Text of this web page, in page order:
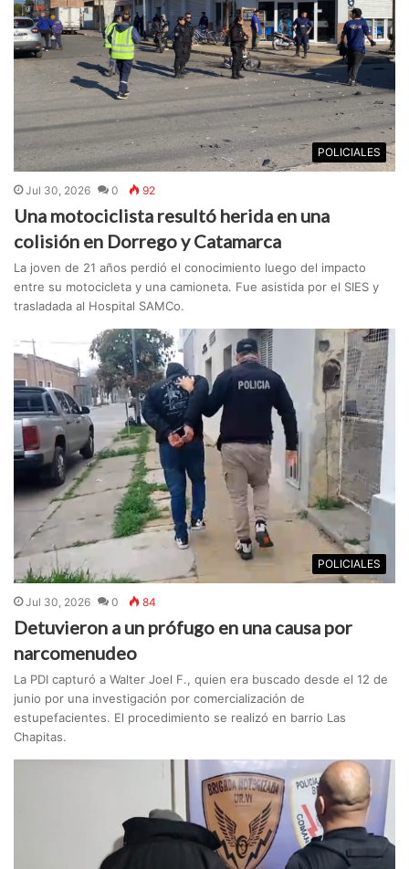
POLICIALES
Jul 30, 2026 0 92
Una motociclista resultó herida en una
colisión en Dorrego y Catamarca
La joven de 21 años perdió el conocimiento luego del impacto
entre su motocicleta y una camioneta. Fue asistida por el SIES y
trasladada al Hospital SAMCo.
POLICIALES
Jul 30, 2026 0 84
Detuvieron a un prófugo en una causa por
narcomenudeo
La PDI capturó a Walter Joel F., quien era buscado desde el 12 de
junio por una investigación por comercialización de
estupefacientes. El procedimiento se realizó en barrio Las
Chapitas.